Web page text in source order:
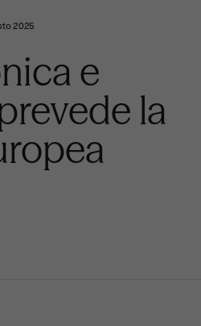
2025
e
la